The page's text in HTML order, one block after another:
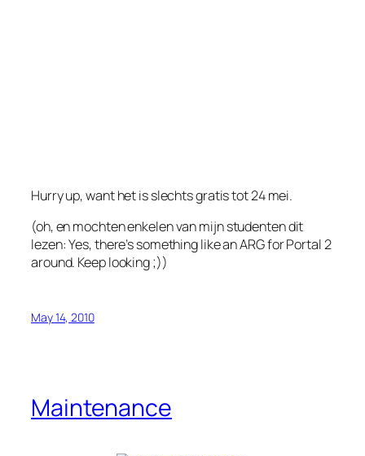
Hurry up, want het is slechts gratis tot 24 mei.
(oh, en mochten enkelen van mijn studenten dit
lezen: Yes, there’s something like an ARG for Portal 2
around. Keep looking ;))
May 14, 2010
Maintenance